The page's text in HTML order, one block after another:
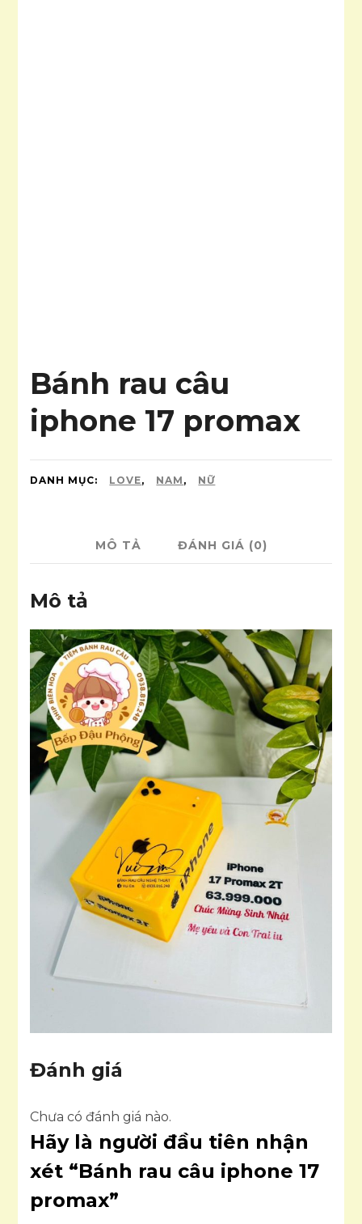
Bánh rau câu
iphone 17 promax
DANH MỤC: LOVE, NAM , NỮ
MÔ TẢ ĐÁNH GIÁ (0)
Mô tả
Đánh giá
Chưa có đánh giá nào.
Hãy là người đầu tiên nhận
xét “Bánh rau câu iphone 17
promax”